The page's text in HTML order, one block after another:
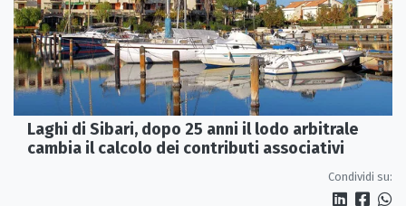
Laghi di Sibari, dopo 25 anni il lodo arbitrale
cambia il calcolo dei contributi associativi
Condividi su: